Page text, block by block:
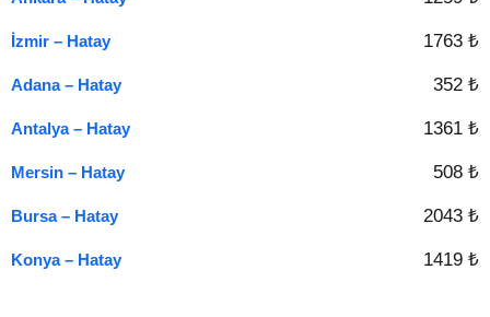
İzmir – Hatay 1763 ₺
Adana – Hatay 352 ₺
Antalya – Hatay 1361 ₺
Mersin – Hatay 508 ₺
Bursa – Hatay 2043 ₺
Konya – Hatay 1419 ₺